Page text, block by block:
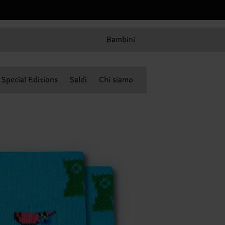
Bambini
Special Editions Saldi Chi siamo